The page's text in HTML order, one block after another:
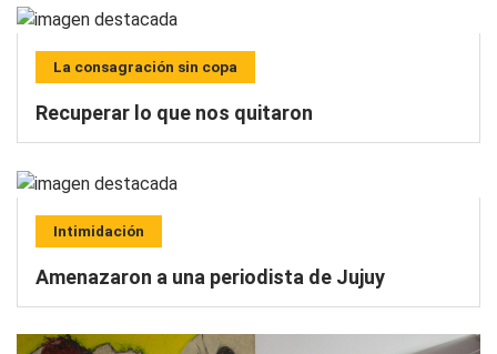
La consagración sin copa
Recuperar lo que nos quitaron
Intimidación
Amenazaron a una periodista de Jujuy